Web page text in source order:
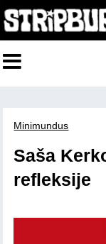
Minimundus
Saša
refleksije